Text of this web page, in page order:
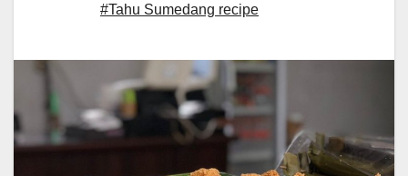
#Tahu Sumedang recipe